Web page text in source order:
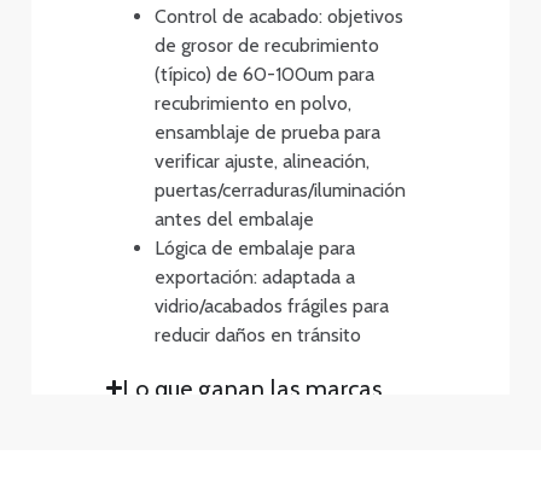
Control de acabado: objetivos
de grosor de recubrimiento
(típico) de 60-100um para
recubrimiento en polvo,
ensamblaje de prueba para
verificar ajuste, alineación,
puertas/cerraduras/iluminación
antes del embalaje
Lógica de embalaje para
exportación: adaptada a
vidrio/acabados frágiles para
reducir daños en tránsito
Lo que ganan las marcas